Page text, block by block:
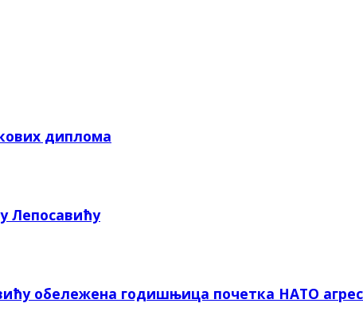
диплома
Лепосавићу
обележена годишњица почетка НАТО